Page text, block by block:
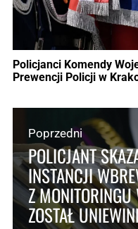
Policjanci Komendy
Prewencji Policji w
Poprzedni
POLICJANT
INSTANCJI
Z MONITORINGU
ZOSTAŁ